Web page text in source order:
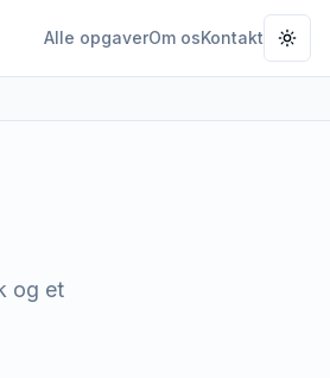
Alle opgaverOm osKontakt
og et